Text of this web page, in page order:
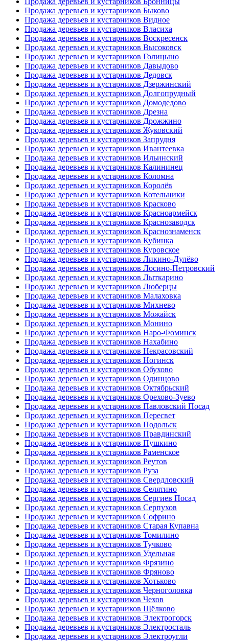
Продажа деревьев и кустарников Быково
Продажа деревьев и кустарников Видное
Продажа деревьев и кустарников Власиха
Продажа деревьев и кустарников Воскресенск
Продажа деревьев и кустарников Высоковск
Продажа деревьев и кустарников Голицыно
Продажа деревьев и кустарников Давыдово
Продажа деревьев и кустарников Дедовск
Продажа деревьев и кустарников Дзержинский
Продажа деревьев и кустарников Долгопрудный
Продажа деревьев и кустарников Домодедово
Продажа деревьев и кустарников Дрезна
Продажа деревьев и кустарников Дрожжино
Продажа деревьев и кустарников Жуковский
Продажа деревьев и кустарников Запрудня
Продажа деревьев и кустарников Ивантеевка
Продажа деревьев и кустарников Ильинский
Продажа деревьев и кустарников Калининец
Продажа деревьев и кустарников Коломна
Продажа деревьев и кустарников Королёв
Продажа деревьев и кустарников Котельники
Продажа деревьев и кустарников Красково
Продажа деревьев и кустарников Красноармейск
Продажа деревьев и кустарников Краснозаводск
Продажа деревьев и кустарников Краснознаменск
Продажа деревьев и кустарников Кубинка
Продажа деревьев и кустарников Куровское
Продажа деревьев и кустарников Ликино-Дулёво
Продажа деревьев и кустарников Лосино-Петровский
Продажа деревьев и кустарников Лыткарино
Продажа деревьев и кустарников Люберцы
Продажа деревьев и кустарников Малаховка
Продажа деревьев и кустарников Михнево
Продажа деревьев и кустарников Можайск
Продажа деревьев и кустарников Монино
Продажа деревьев и кустарников Наро-Фоминск
Продажа деревьев и кустарников Нахабино
Продажа деревьев и кустарников Некрасовский
Продажа деревьев и кустарников Ногинск
Продажа деревьев и кустарников Обухово
Продажа деревьев и кустарников Одинцово
Продажа деревьев и кустарников Октябрьский
Продажа деревьев и кустарников Орехово-Зуево
Продажа деревьев и кустарников Павловский Посад
Продажа деревьев и кустарников Пересвет
Продажа деревьев и кустарников Подольск
Продажа деревьев и кустарников Правдинский
Продажа деревьев и кустарников Пушкино
Продажа деревьев и кустарников Раменское
Продажа деревьев и кустарников Реутов
Продажа деревьев и кустарников Руза
Продажа деревьев и кустарников Свердловский
Продажа деревьев и кустарников Селятино
Продажа деревьев и кустарников Сергиев Посад
Продажа деревьев и кустарников Серпухов
Продажа деревьев и кустарников Софрино
Продажа деревьев и кустарников Старая Купавна
Продажа деревьев и кустарников Томилино
Продажа деревьев и кустарников Тучково
Продажа деревьев и кустарников Удельная
Продажа деревьев и кустарников Фрязино
Продажа деревьев и кустарников Фряново
Продажа деревьев и кустарников Хотьково
Продажа деревьев и кустарников Черноголовка
Продажа деревьев и кустарников Чехов
Продажа деревьев и кустарников Щёлково
Продажа деревьев и кустарников Электрогорск
Продажа деревьев и кустарников Электросталь
Продажа деревьев и кустарников Электроугли